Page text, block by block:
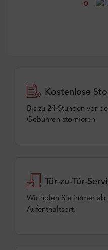
Kostenlose
Bis zu 24 Stunden vor
Gebühren stornieren
Tür-zu-Tür-
Wir holen Sie immer ab
Aufenthaltsort.